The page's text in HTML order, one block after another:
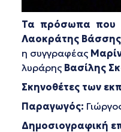
Τα πρόσωπα που
Λαοκράτης Βάσσης
η συγγραφέας
λυράρης Βασίλης
Σκηνοθέτες των
Παραγωγός:
Δημοσιογραφική